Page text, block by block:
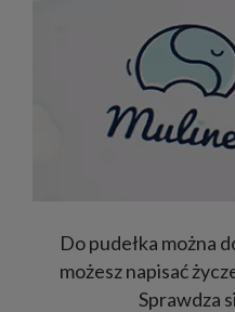
Do pudełka można
możesz napisać
Sprawdza